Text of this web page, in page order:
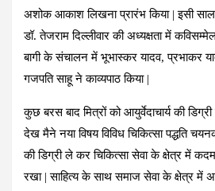
अशोक आकाश लिखना प्रारंभ किया | इसी
डॉ. तेजराम दिल्लीवार की अध्यक्षता में
बागी के संचालन में भूभास्कर यादव, प्रभाकर
गजपति साहू ने काव्यपाठ किया |
कुछ बरस बाद मित्रों को आयुर्वेदाचार्य की
देख मैने नया विषय विविध चिकित्सा पद्धति
की डिग्री ले कर चिकित्सा सेवा के क्षेत्र में
रखा | साहित्य के साथ समाज सेवा के क्षेत्र में